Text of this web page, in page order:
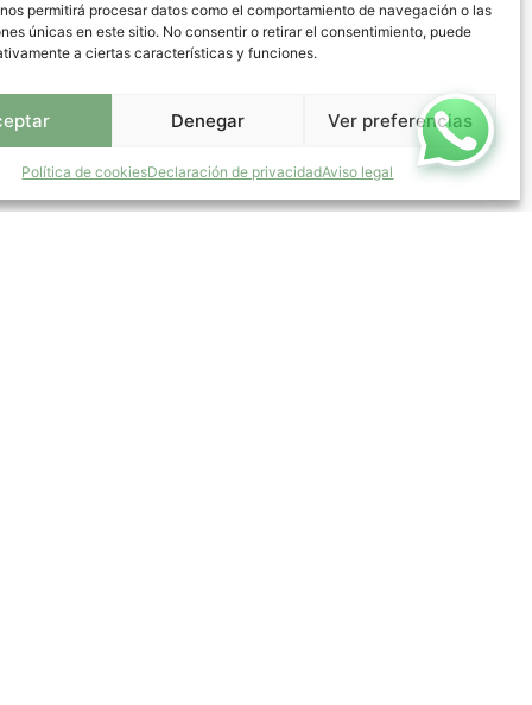
permitirá procesar datos como el comportamiento de navegación o las
únicas en este sitio. No consentir o retirar el consentimiento, puede
a ciertas características y funciones.
Denegar Ver preferencias
Política de cookiesDeclaración de privacidadAviso legal
ÁLBUM DIGITAL
ÁLBUM FOTOGRAFÍAS
ÁLBUM PAPEL ÁLBUM TELA